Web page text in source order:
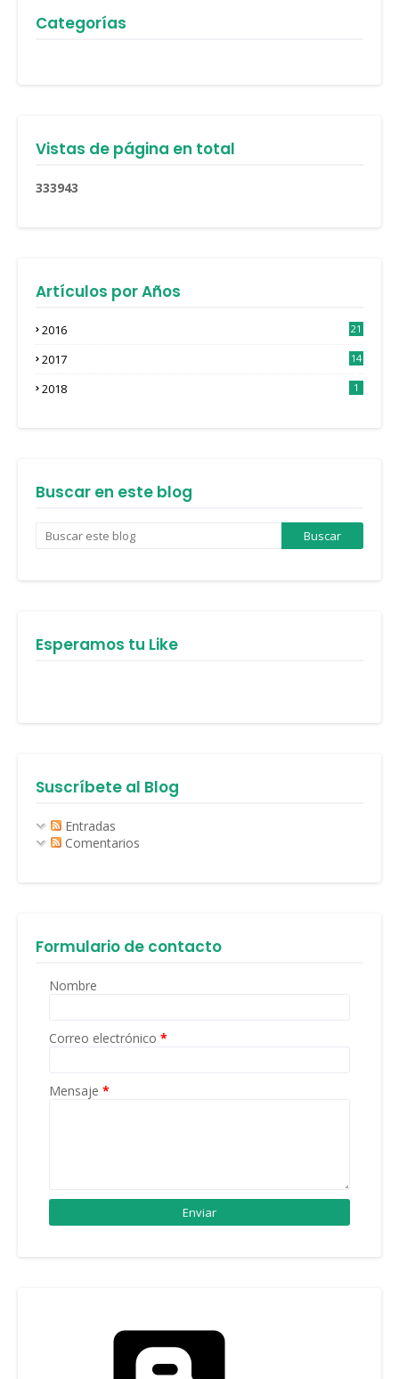
Categorías
Vistas de página en total
333943
Artículos por Años
2016
21
2017
14
2018 1
Buscar en este blog
Esperamos tu Like
Suscríbete al Blog
Entradas
Comentarios
Formulario de contacto
Nombre
Correo electrónico *
Mensaje *